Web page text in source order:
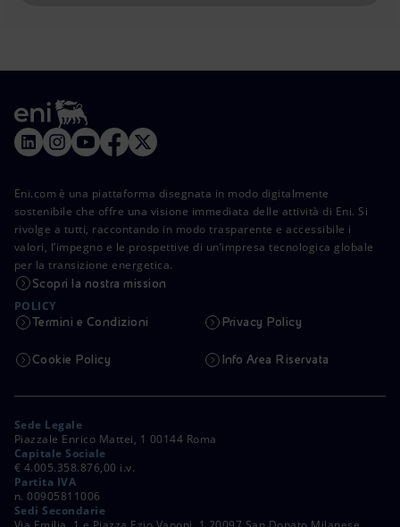
Eni.com è una piattaforma disegnata in modo digitalmente
sostenibile che offre una visione immediata delle attività di Eni. Si
rivolge a tutti, raccontando in modo trasparente e accessibile i
valori, l’impegno e le prospettive di un’impresa tecnologica globale
per la transizione energetica.
Scopri la nostra mission
POLICY
Termini e Condizioni Privacy Policy
Cookie Policy Info Area Riservata
Sede Legale
Piazzale Enrico Mattei, 1 00144 Roma
Capitale Sociale
€ 4.005.358.876,00 i.v.
Partita IVA
n. 00905811006
Sedi Secondarie